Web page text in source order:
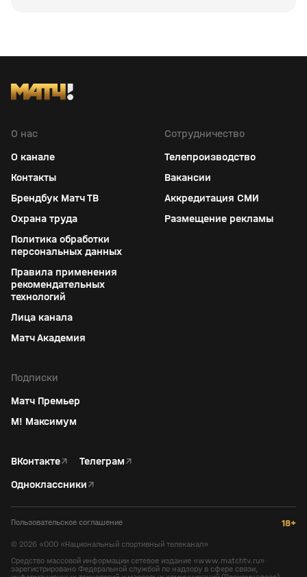
О нас
О канале
Контакты
Брендбук Матч ТВ
Охрана труда
Политика обработки
персональных данных
Правила применения
рекомендательных
технологий
Лица канала
Матч Академия
Сотрудничество
Телепроизводство
Вакансии
Аккредитация СМИ
Размещение рекламы
Подписки
Матч Премьер
М! Максимум
ВКонтакте↗ Телеграм↗
Одноклассники↗
Пользовательское соглашение 18+
© 2026 «ООО «Национальный спортивный телеканал»
Средство массовой информации сетевое издание «www.matchtv.ru»
зарегистрировано Федеральной службой по надзору в сфере связи,